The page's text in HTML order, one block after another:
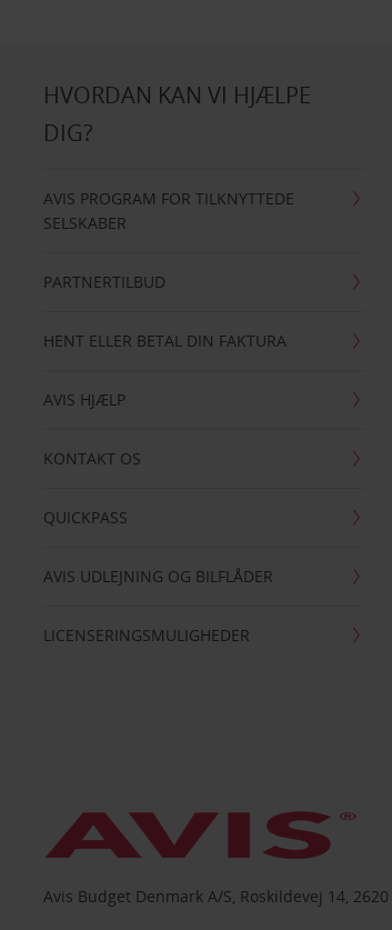
HVORDAN KAN VI HJÆLPE
DIG?
AVIS PROGRAM FOR TILKNYTTEDE
SELSKABER
PARTNERTILBUD
HENT ELLER BETAL DIN FAKTURA
AVIS HJÆLP
KONTAKT OS
QUICKPASS
AVIS UDLEJNING OG BILFLÅDER
LICENSERINGSMULIGHEDER
Avis Budget Denmark A/S, Roskildevej 14,